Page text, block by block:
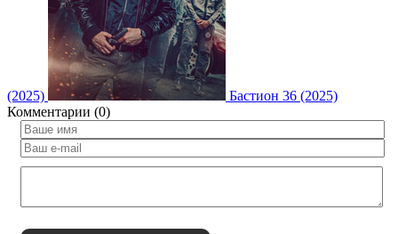
(2025)
Бастион 36 (2025)
Комментарии (0)